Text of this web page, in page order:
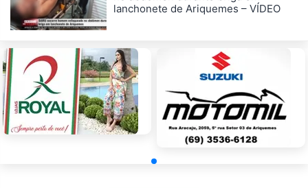
lanchonete de Ariquemes – VÍDEO